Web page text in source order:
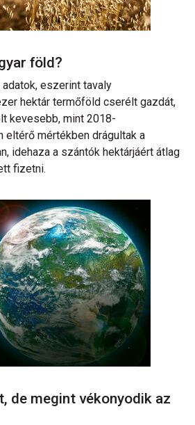
föld?
eszerint tavaly
hektár termőföld cserélt gazdát,
kevesebb, mint 2018-
eltérő mértékben drágultak a
idehaza a szántók hektárjáért átlag
fizetni.
de megint vékonyodik az